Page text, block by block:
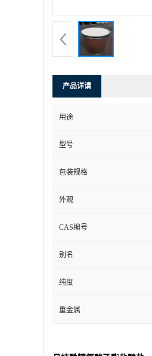
产品详请
用途
型号
包装规格
外观
CAS编号
别名
纯度
重金属